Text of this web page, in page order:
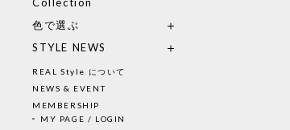
色で選ぶ
STYLE NEWS
REAL Style について
NEWS & EVENT
MEMBERSHIP
MY PAGE / LOGIN